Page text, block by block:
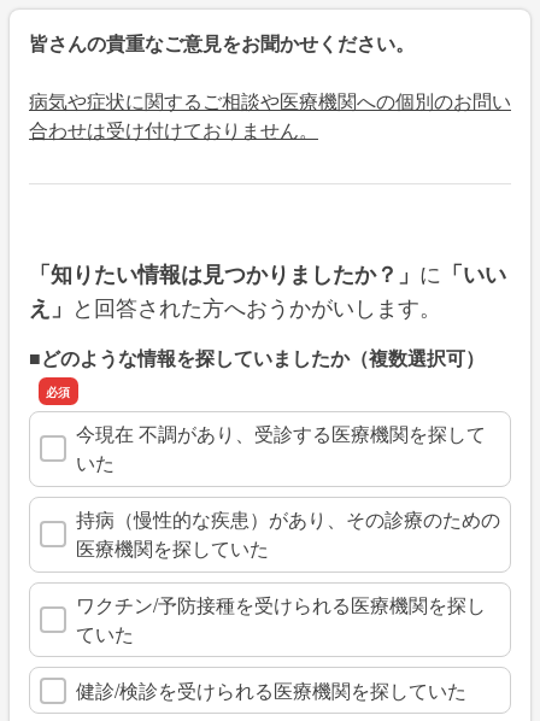
皆さんの貴重なご意見をお聞かせください。
病気や症状に関するご相談や医療機関への個別のお問い
合わせは受け付けておりません。
「知りたい情報は見つかりましたか？」 に 「いい
え」 と回答された方へおうかがいします。
■どのような情報を探していましたか（複数選択可）
今現在 不調があり、受診する医療機関を探して
いた
持病（慢性的な疾患）があり、その診療のための
医療機関を探していた
ワクチン/予防接種を受けられる医療機関を探し
ていた
健診/検診を受けられる医療機関を探していた